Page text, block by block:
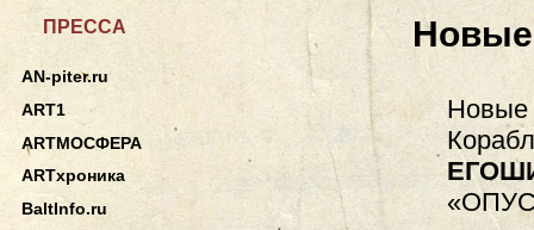
Новые
Новые
ПРЕССА
AN-piter.ru
ART1
ARTМОСФЕРА
ARTхроника
BaltInfo.ru